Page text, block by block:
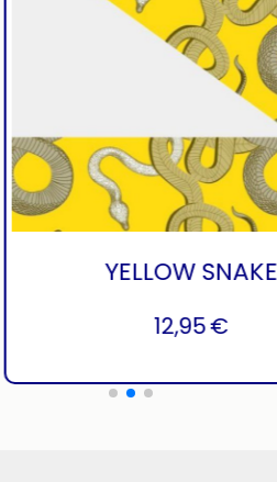
SPLASH
12,95€